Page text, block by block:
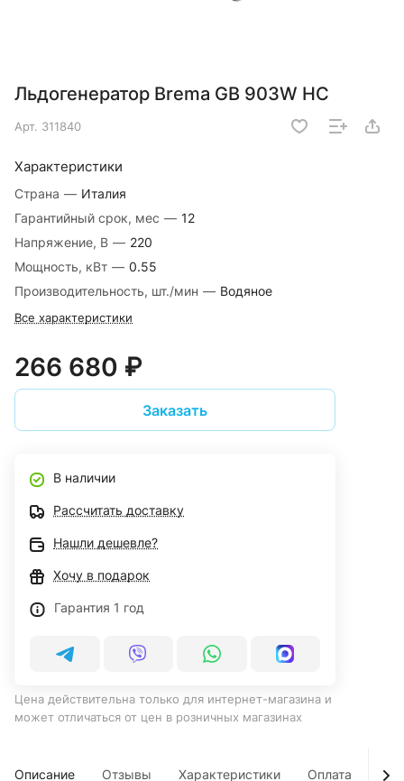
Льдогенератор Brema GB 903W HC
Арт. 311840
Характеристики
Страна — Италия
Гарантийный срок, мес — 12
Напряжение, В — 220
Мощность, кВт — 0.55
Производительность, шт./мин — Водяное
Все характеристики
266 680 ₽
Заказать
В наличии
Рассчитать доставку
Нашли дешевле?
Хочу в подарок
Гарантия 1 год
Цена действительна только для интернет-магазина и
может отличаться от цен в розничных магазинах
Описание Отзывы Характеристики Оплата